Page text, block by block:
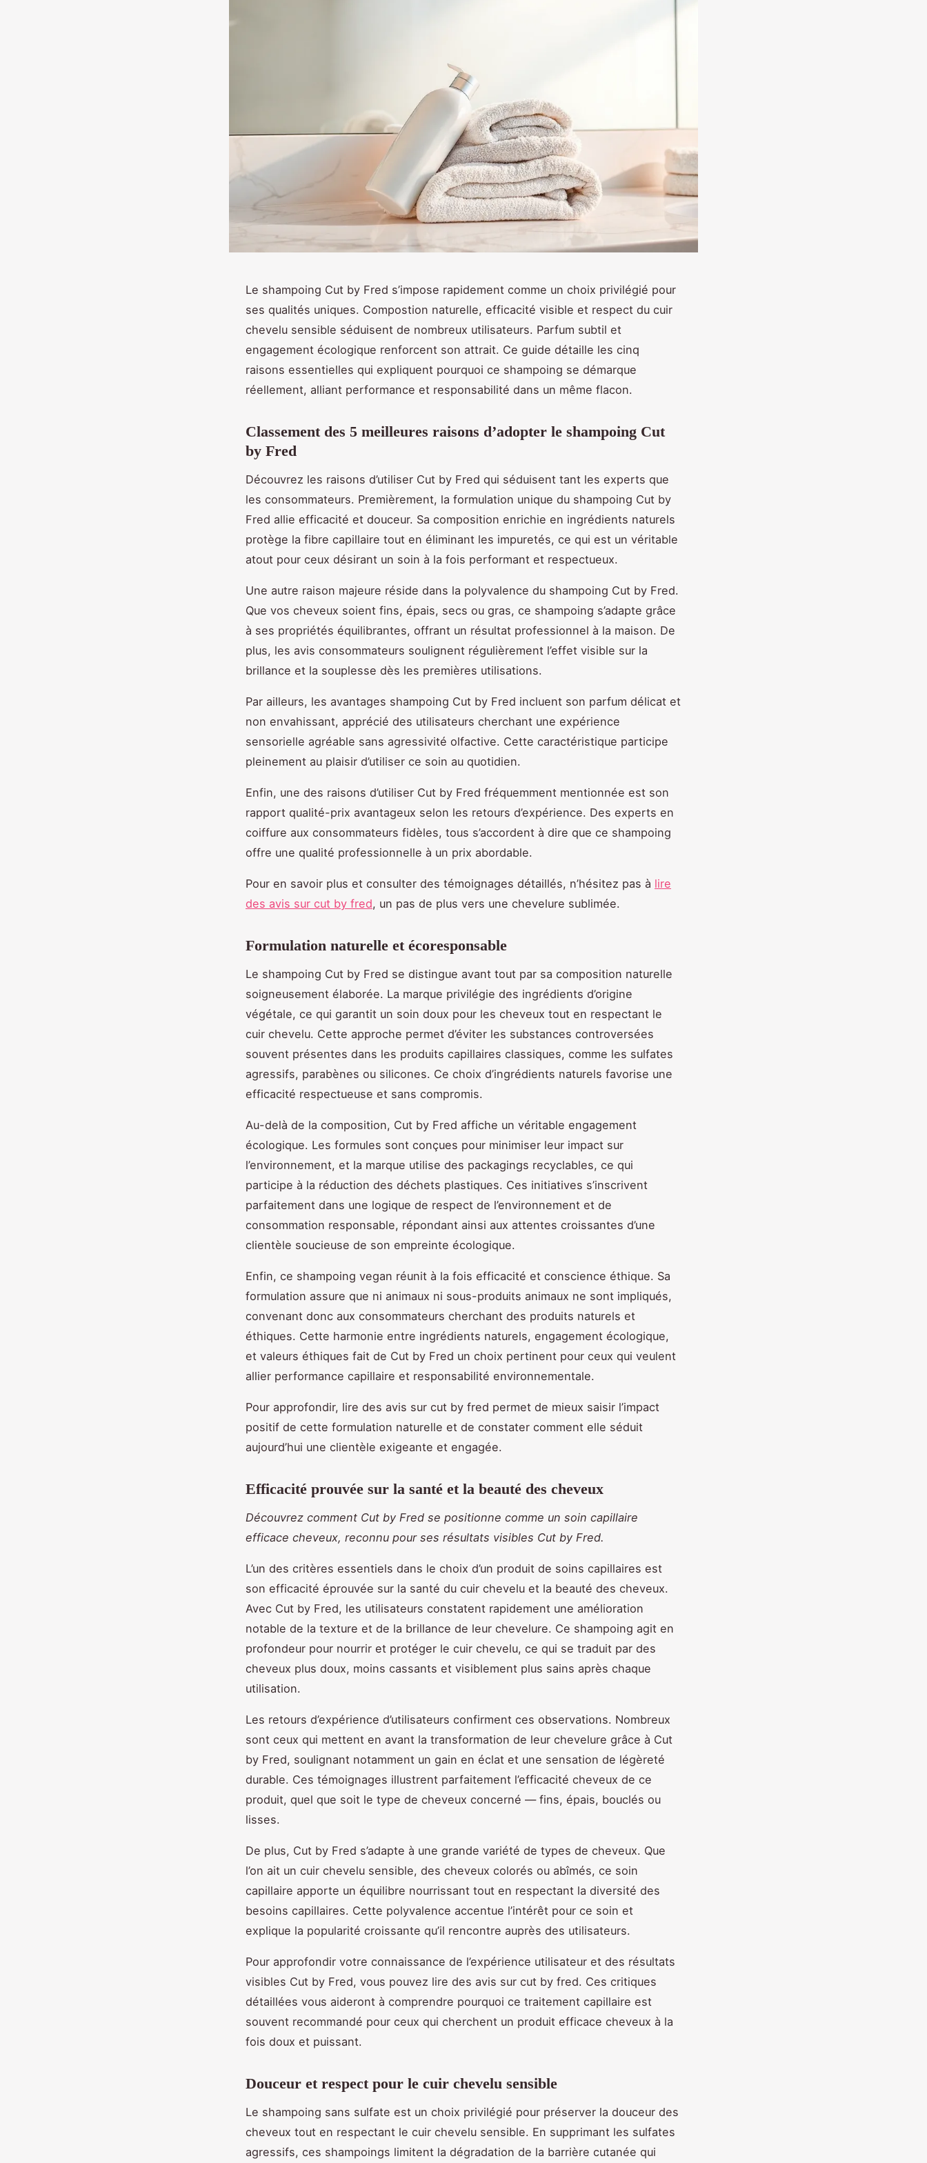
Le shampoing Cut by Fred s’impose rapidement comme un choix privilégié pour
ses qualités uniques. Compostion naturelle, efficacité visible et respect du cuir
chevelu sensible séduisent de nombreux utilisateurs. Parfum subtil et
engagement écologique renforcent son attrait. Ce guide détaille les cinq
raisons essentielles qui expliquent pourquoi ce shampoing se démarque
réellement, alliant performance et responsabilité dans un même flacon.
Classement des 5 meilleures raisons d’adopter le shampoing Cut
by Fred
Découvrez les raisons d’utiliser Cut by Fred qui séduisent tant les experts que
les consommateurs. Premièrement, la formulation unique du shampoing Cut by
Fred allie efficacité et douceur. Sa composition enrichie en ingrédients naturels
protège la fibre capillaire tout en éliminant les impuretés, ce qui est un véritable
atout pour ceux désirant un soin à la fois performant et respectueux.
Une autre raison majeure réside dans la polyvalence du shampoing Cut by Fred.
Que vos cheveux soient fins, épais, secs ou gras, ce shampoing s’adapte grâce
à ses propriétés équilibrantes, offrant un résultat professionnel à la maison. De
plus, les avis consommateurs soulignent régulièrement l’effet visible sur la
brillance et la souplesse dès les premières utilisations.
Par ailleurs, les avantages shampoing Cut by Fred incluent son parfum délicat et
non envahissant, apprécié des utilisateurs cherchant une expérience
sensorielle agréable sans agressivité olfactive. Cette caractéristique participe
pleinement au plaisir d’utiliser ce soin au quotidien.
Enfin, une des raisons d’utiliser Cut by Fred fréquemment mentionnée est son
rapport qualité-prix avantageux selon les retours d’expérience. Des experts en
coiffure aux consommateurs fidèles, tous s’accordent à dire que ce shampoing
offre une qualité professionnelle à un prix abordable.
Pour en savoir plus et consulter des témoignages détaillés, n’hésitez pas à lire
des avis sur cut by fred, un pas de plus vers une chevelure sublimée.
Formulation naturelle et écoresponsable
Le shampoing Cut by Fred se distingue avant tout par sa composition naturelle
soigneusement élaborée. La marque privilégie des ingrédients d’origine
végétale, ce qui garantit un soin doux pour les cheveux tout en respectant le
cuir chevelu. Cette approche permet d’éviter les substances controversées
souvent présentes dans les produits capillaires classiques, comme les sulfates
agressifs, parabènes ou silicones. Ce choix d’ingrédients naturels favorise une
efficacité respectueuse et sans compromis.
Au-delà de la composition, Cut by Fred affiche un véritable engagement
écologique. Les formules sont conçues pour minimiser leur impact sur
l’environnement, et la marque utilise des packagings recyclables, ce qui
participe à la réduction des déchets plastiques. Ces initiatives s’inscrivent
parfaitement dans une logique de respect de l’environnement et de
consommation responsable, répondant ainsi aux attentes croissantes d’une
clientèle soucieuse de son empreinte écologique.
Enfin, ce shampoing vegan réunit à la fois efficacité et conscience éthique. Sa
formulation assure que ni animaux ni sous-produits animaux ne sont impliqués,
convenant donc aux consommateurs cherchant des produits naturels et
éthiques. Cette harmonie entre ingrédients naturels, engagement écologique,
et valeurs éthiques fait de Cut by Fred un choix pertinent pour ceux qui veulent
allier performance capillaire et responsabilité environnementale.
Pour approfondir, lire des avis sur cut by fred permet de mieux saisir l’impact
positif de cette formulation naturelle et de constater comment elle séduit
aujourd’hui une clientèle exigeante et engagée.
Efficacité prouvée sur la santé et la beauté des cheveux
Découvrez comment Cut by Fred se positionne comme un soin capillaire
efficace cheveux, reconnu pour ses résultats visibles Cut by Fred.
L’un des critères essentiels dans le choix d’un produit de soins capillaires est
son efficacité éprouvée sur la santé du cuir chevelu et la beauté des cheveux.
Avec Cut by Fred, les utilisateurs constatent rapidement une amélioration
notable de la texture et de la brillance de leur chevelure. Ce shampoing agit en
profondeur pour nourrir et protéger le cuir chevelu, ce qui se traduit par des
cheveux plus doux, moins cassants et visiblement plus sains après chaque
utilisation.
Les retours d’expérience d’utilisateurs confirment ces observations. Nombreux
sont ceux qui mettent en avant la transformation de leur chevelure grâce à Cut
by Fred, soulignant notamment un gain en éclat et une sensation de légèreté
durable. Ces témoignages illustrent parfaitement l’efficacité cheveux de ce
produit, quel que soit le type de cheveux concerné — fins, épais, bouclés ou
lisses.
De plus, Cut by Fred s’adapte à une grande variété de types de cheveux. Que
l’on ait un cuir chevelu sensible, des cheveux colorés ou abîmés, ce soin
capillaire apporte un équilibre nourrissant tout en respectant la diversité des
besoins capillaires. Cette polyvalence accentue l’intérêt pour ce soin et
explique la popularité croissante qu’il rencontre auprès des utilisateurs.
Pour approfondir votre connaissance de l’expérience utilisateur et des résultats
visibles Cut by Fred, vous pouvez lire des avis sur cut by fred. Ces critiques
détaillées vous aideront à comprendre pourquoi ce traitement capillaire est
souvent recommandé pour ceux qui cherchent un produit efficace cheveux à la
fois doux et puissant.
Douceur et respect pour le cuir chevelu sensible
Le shampoing sans sulfate est un choix privilégié pour préserver la douceur des
cheveux tout en respectant le cuir chevelu sensible. En supprimant les sulfates
agressifs, ces shampoings limitent la dégradation de la barrière cutanée qui